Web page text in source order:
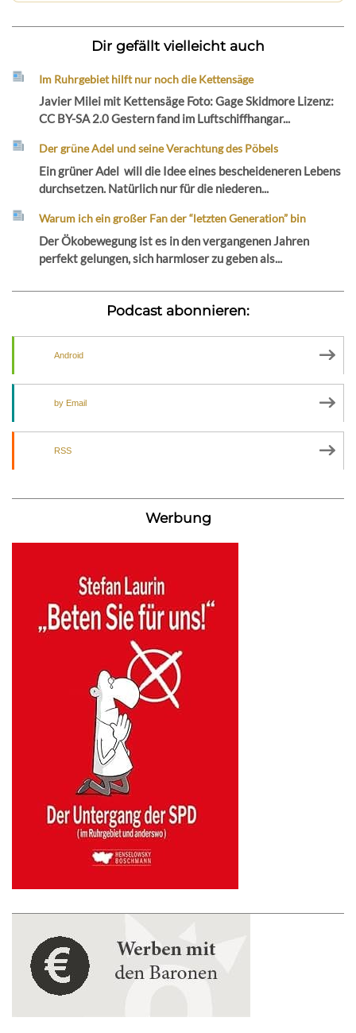
Dir gefällt vielleicht auch
Im Ruhrgebiet hilft nur noch die Kettensäge
Javier Milei mit Kettensäge Foto: Gage Skidmore Lizenz:
CC BY-SA 2.0 Gestern fand im Luftschiffhangar...
Der grüne Adel und seine Verachtung des Pöbels
Ein grüner Adel will die Idee eines bescheideneren Lebens
durchsetzen. Natürlich nur für die niederen...
Warum ich ein großer Fan der “letzten Generation” bin
Der Ökobewegung ist es in den vergangenen Jahren
perfekt gelungen, sich harmloser zu geben als...
Podcast abonnieren:
Android
by Email
RSS
Werbung